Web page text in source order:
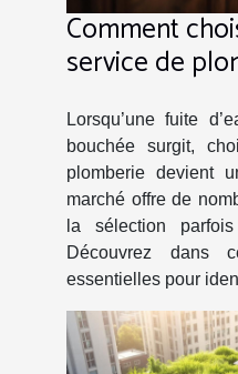
Comment
service de
Lorsqu’une fuite
bouchée surgit,
plomberie devient
marché offre de
la sélection
Découvrez dans
essentielles pour